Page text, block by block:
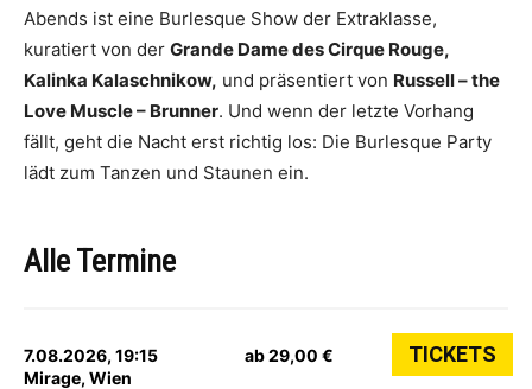
Abends ist eine Burlesque Show der Extraklasse,
kuratiert von der Grande Dame des Cirque Rouge,
Kalinka Kalaschnikow, und präsentiert von Russell – the
Love Muscle – Brunner. Und wenn der letzte Vorhang
fällt, geht die Nacht erst richtig los: Die Burlesque Party
lädt zum Tanzen und Staunen ein.
Alle Termine
7.08.2026, 19:15
Mirage, Wien
ab 29,00 € TICKETS